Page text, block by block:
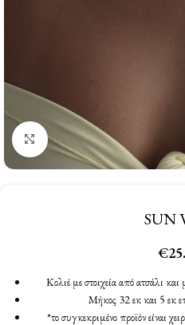
Click to enlarge
SUN
€
Κολιέ με στοιχεία από ατσάλι
Μήκος 32 εκ και 5 εκ
*το συγκεκριμένο προϊόν είναι